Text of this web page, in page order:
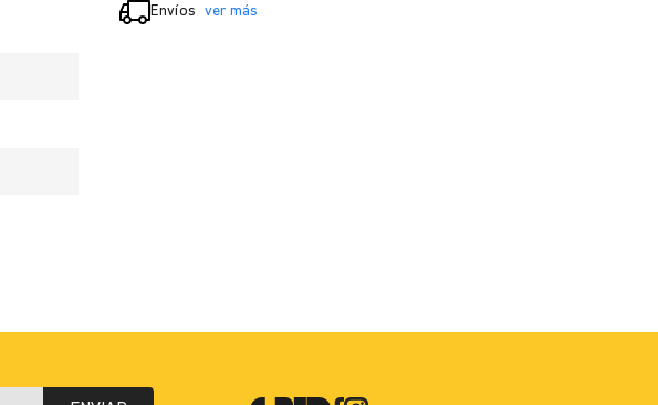
Envíos ver más